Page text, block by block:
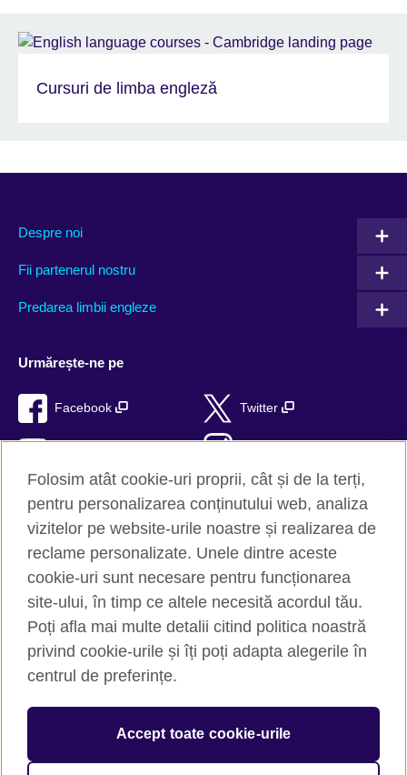
Cursuri de limba engleză
Despre noi
Fii partenerul nostru
Predarea limbii engleze
Urmărește-ne pe
Facebook Twitter
TikTok RSS
British Council Global
Confidențialitate și termeni de utilizare
Trimite-ne comentariile tale
Cookie-uri
Hartă site
© 2026 British Council
Folosim atât cookie-uri proprii, cât și de la terți,
pentru personalizarea conținutului web, analiza
vizitelor pe website-urile noastre și realizarea de
reclame personalizate. Unele dintre aceste
cookie-uri sunt necesare pentru funcționarea
site-ului, în timp ce altele necesită acordul tău.
Poți afla mai multe detalii citind politica noastră
privind cookie-urile și îți poți adapta alegerile în
centrul de preferințe.
Accept toate cookie-urile